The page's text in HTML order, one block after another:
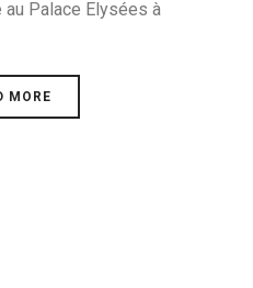
Palace Elysées à
MORE